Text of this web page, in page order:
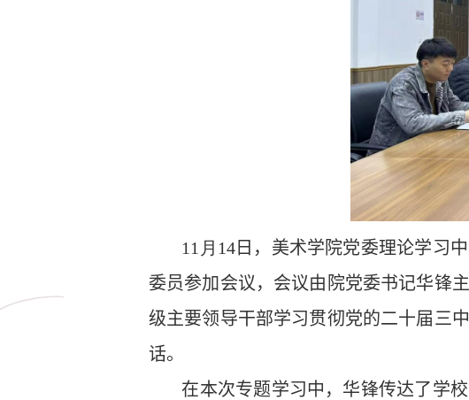
11 月 14日，美术学院党委理论学习
委员参加会议，会议由院党委书记华锋主
级主要领导干部学习贯彻党的二十届三
话。
在本次专题学习中， 华锋传达了学